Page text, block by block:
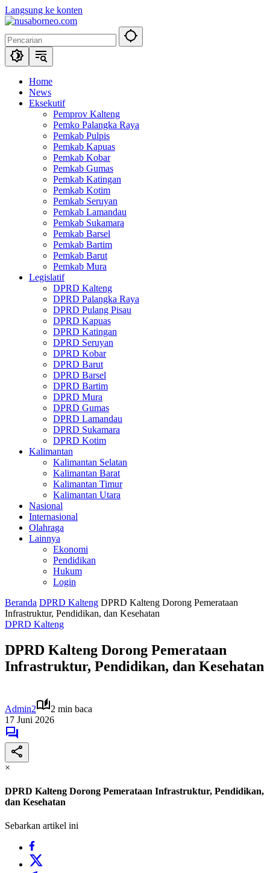
Langsung ke konten
Home
News
Eksekutif
Pemprov Kalteng
Pemko Palangka Raya
Pemkab Pulpis
Pemkab Kapuas
Pemkab Kobar
Pemkab Gumas
Pemkab Katingan
Pemkab Kotim
Pemkab Seruyan
Pemkab Lamandau
Pemkab Sukamara
Pemkab Barsel
Pemkab Bartim
Pemkab Barut
Pemkab Mura
Legislatif
DPRD Kalteng
DPRD Palangka Raya
DPRD Pulang Pisau
DPRD Kapuas
DPRD Katingan
DPRD Seruyan
DPRD Kobar
DPRD Barut
DPRD Barsel
DPRD Bartim
DPRD Mura
DPRD Gumas
DPRD Lamandau
DPRD Sukamara
DPRD Kotim
Kalimantan
Kalimantan Selatan
Kalimantan Barat
Kalimantan Timur
Kalimantan Utara
Nasional
Internasional
Olahraga
Lainnya
Ekonomi
Pendidikan
Hukum
Login
Beranda DPRD Kalteng DPRD Kalteng Dorong Pemerataan
Infrastruktur, Pendidikan, dan Kesehatan
DPRD Kalteng
DPRD Kalteng Dorong Pemerataan
Infrastruktur, Pendidikan, dan Kesehatan
Admin2
2 min baca
17 Juni 2026
×
DPRD Kalteng Dorong Pemerataan Infrastruktur, Pendidikan,
dan Kesehatan
Sebarkan artikel ini